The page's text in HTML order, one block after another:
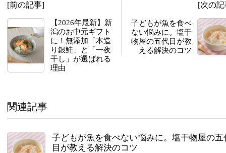
[前の記事]
【2026年最新】新
潟のお中元ギフト
に！無添加「本造
り銀鮭」と「一夜
干し」が選ばれる
理由
[次の
子どもが魚を食べ
ない悩みに。塩干
物屋の五代目が教
える解決のコツ
関連記事
子どもが魚を食べない悩みに。塩干物屋の五
目が教える解決のコツ